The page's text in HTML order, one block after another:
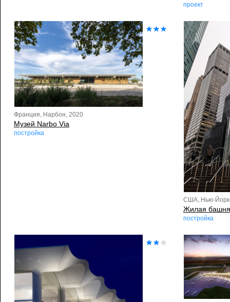
проект
Франция, Нарбон, 2020
Музей Narbo Via
постройка
США, Нью-
Жилая башня
постройка